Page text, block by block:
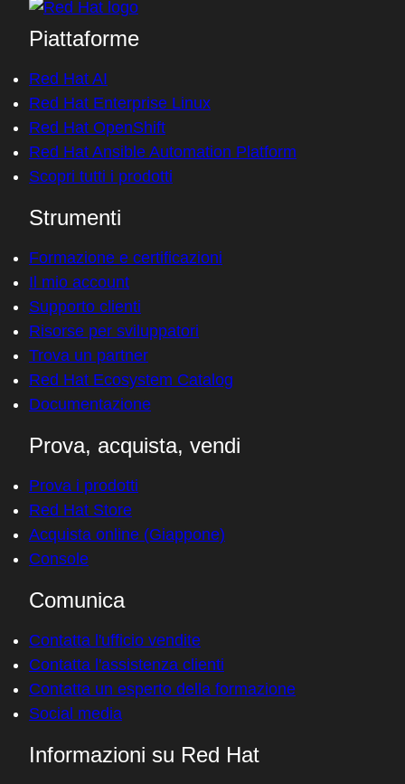
Piattaforme
Red Hat AI
Red Hat Enterprise Linux
Red Hat OpenShift
Red Hat Ansible Automation Platform
Scopri tutti i prodotti
Strumenti
Formazione e certificazioni
Il mio account
Supporto clienti
Risorse per sviluppatori
Trova un partner
Red Hat Ecosystem Catalog
Documentazione
Prova, acquista, vendi
Prova i prodotti
Red Hat Store
Acquista online (Giappone)
Console
Comunica
Contatta l'ufficio vendite
Contatta l'assistenza clienti
Contatta un esperto della formazione
Social media
Informazioni su Red Hat